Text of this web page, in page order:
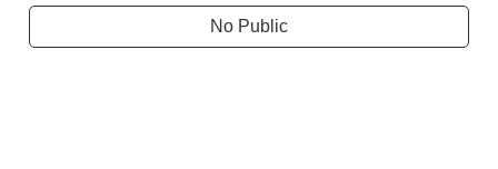
No Public